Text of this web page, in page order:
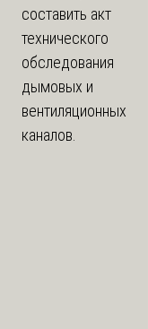
составить акт
технического
обследования
дымовых и
вентиляционных
каналов.